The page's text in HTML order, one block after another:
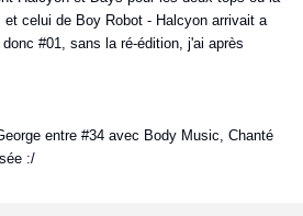
celui de Boy Robot - Halcyon arrivait a
#01, sans la ré-édition, j'ai après
entre #34 avec Body Music, Chanté
:/